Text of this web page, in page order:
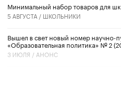
Минимальный набор товаров для
5 АВГУСТА / ШКОЛЬНИКИ
Вышел в свет новый номер научно-
«Образовательная политика» № 2
3 ИЮЛЯ / АНОНС